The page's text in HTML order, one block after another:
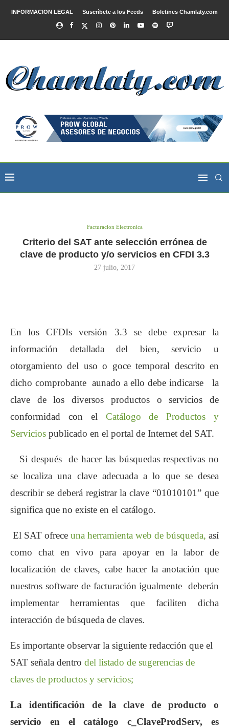
INFORMACION LEGAL Suscríbete a los Feeds Boletines Chamlaty.com
Facturacion Electronica
Criterio del SAT ante selección errónea de
clave de producto y/o servicios en CFDI 3.3
27 julio, 2017
En los CFDIs versión 3.3 se debe expresar la
información detallada del bien, servicio u
otorgamiento del uso o goce temporal descrito en
dicho comprobante aunado a ello debe indicarse la
clave de los diversos productos o servicios de
conformidad con el Catálogo de Productos y
Servicios publicado en el portal de Internet del SAT.
Si después de hacer las búsquedas respectivas no
se localiza una clave adecuada a lo que se desea
describir se deberá registrar la clave “01010101” que
significa que no existe en el catálogo.
El SAT ofrece una herramienta web de búsqueda, así
como chat en vivo para apoyar en la labor de
localización de claves, cabe hacer la anotación que
nuestros software de facturación igualmente deberán
implementar herramientas que faciliten dicha
interacción de búsqueda de claves.
Es importante observar la siguiente redacción que el
SAT señala dentro del listado de sugerencias de
claves de productos y servicios;
La identificación de la clave de producto o
servicio en el catálogo c_ClaveProdServ, es